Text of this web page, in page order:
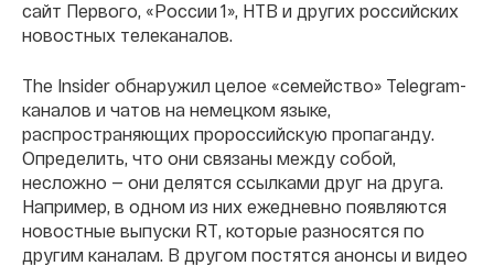
сайт Первого, «России 1», НТВ и других российских
новостных телеканалов.
The Insider обнаружил целое «семейство» Telegram-
каналов и чатов на немецком языке,
распространяющих пророссийскую пропаганду.
Определить, что они связаны между собой,
несложно — они делятся ссылками друг на друга.
Например, в одном из них ежедневно появляются
новостные выпуски RT, которые разносятся по
другим каналам. В другом постятся анонсы и видео